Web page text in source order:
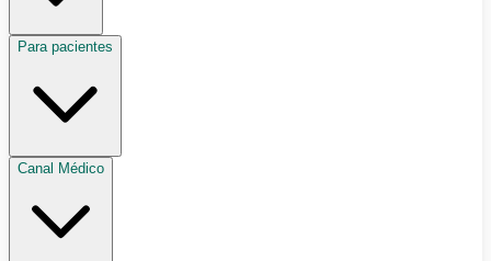
Para pacientes
Canal Médico